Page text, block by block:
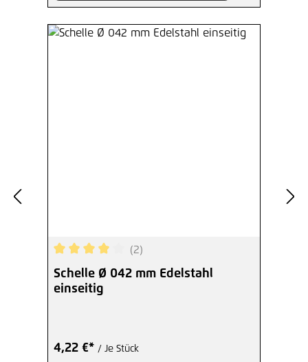
Durchschnittliche Bewertung von 4 von 5
(2)
Schelle Ø 042 mm Edelstahl
einseitig
4,22 €* / Je Stück